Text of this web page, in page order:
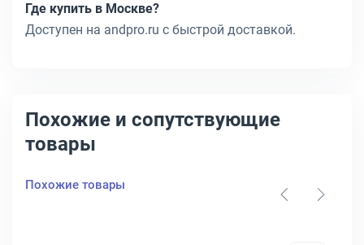
Где купить в Москве?
Доступен на andpro.ru с быстрой доставкой.
Похожие и сопутствующие
товары
Похожие товары